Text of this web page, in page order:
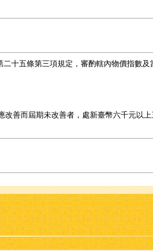
十五條第三項規定，審酌轄內物價指數
善而屆期未改善者，處新臺幣六千元以